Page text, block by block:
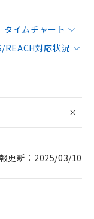
タイムチャート
REACH対応状況
更新：2025/03/10